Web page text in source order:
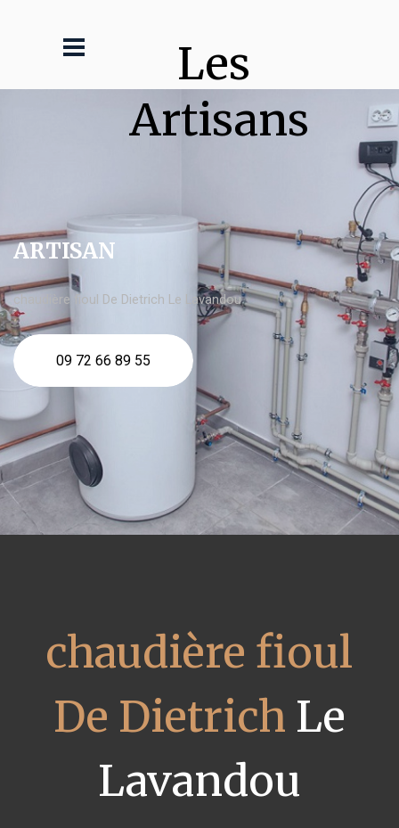
Les
Artisans
ARTISAN
chaudière fioul De Dietrich Le Lavandou
09 72 66 89 55
chaudière fioul
De Dietrich Le
Lavandou